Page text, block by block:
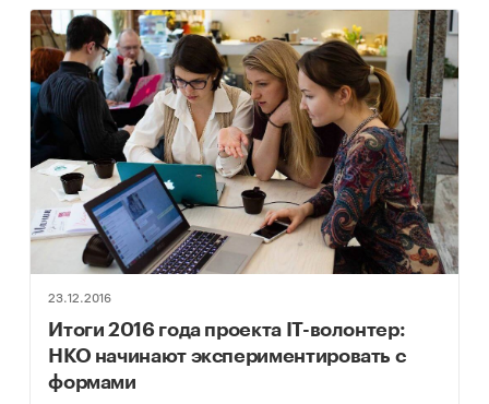
23.12.2016
Итоги 2016 года проекта IT-волонтер:
НКО начинают экспериментировать с
формами